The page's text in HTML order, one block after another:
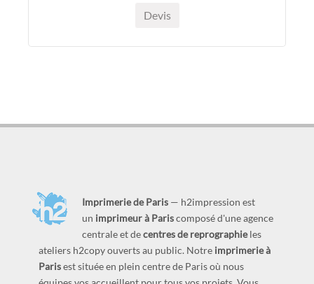
Devis
Imprimerie de Paris — h2impression est
un imprimeur à Pariscomposé d'une agence
centrale et decentres de reprographieles
ateliers h2copy ouverts au public. Notre imprimerie à
Parisest située en plein centre de Paris où nous